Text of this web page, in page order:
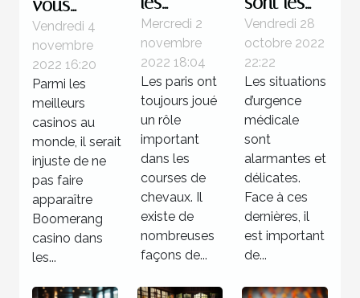
vous
devez
savoir sur
Boomerang
casino
Vendredi 4
novembre
2022 16:20
Parmi les
meilleurs
casinos au
monde, il serait
injuste de ne
pas faire
apparaître
Boomerang
casino dans
les...
courses
hippiques
Mercredi 2
novembre
2022 18:04
Les paris ont
toujours joué
un rôle
important
dans les
courses de
chevaux. Il
existe de
nombreuses
façons de...
étapes à
suivre face
à une
situation
d’urgence
médicale
?
Vendredi 28
octobre 2022
22:22
Les situations
d’urgence
médicale
sont
alarmantes et
délicates.
Face à ces
dernières, il
est important
de...